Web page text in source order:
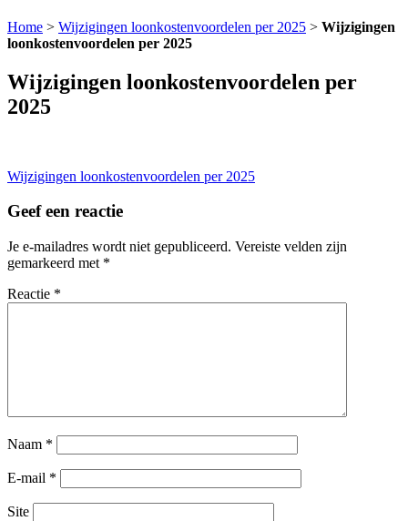
Home > Wijzigingen loonkostenvoordelen per 2025 > Wijzigingen
loonkostenvoordelen per 2025
Wijzigingen loonkostenvoordelen per
2025
Bericht
navigatie
Wijzigingen loonkostenvoordelen per 2025
Geef een reactie
Je e-mailadres wordt niet gepubliceerd. Vereiste velden zijn
gemarkeerd met *
Reactie *
Naam *
E-mail *
Site